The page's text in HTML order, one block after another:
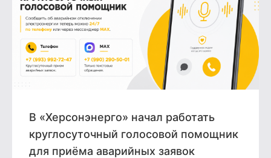
В «Херсонэнерго» начал работать
круглосуточный голосовой помощник
для приёма аварийных заявок